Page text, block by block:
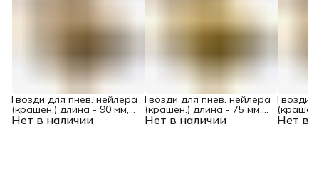
Нет в наличии
Гвозди для пнев. нейлера
(крашен.) длина - 90 мм,
диам. - 3,05 мм, 2000 шт. Нет в наличии
Гвозди для пнев. нейлера
(крашен.) длина - 75 мм,
диам. - 3,05 мм, 2000 шт. Нет в
Гвозди
диам. -